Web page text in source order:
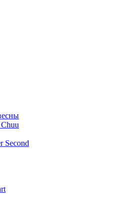
Second